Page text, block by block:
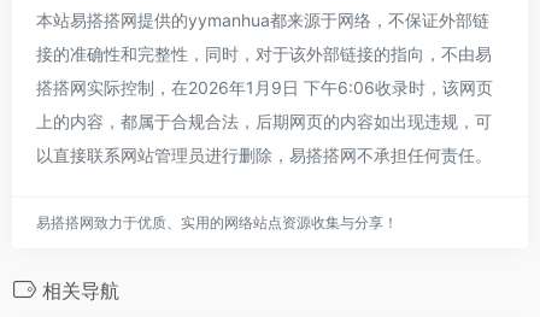
本站易搭搭网提供的yymanhua都来源于网络，不保证外部链
接的准确性和完整性，同时，对于该外部链接的指向，不由易
搭搭网实际控制，在2026年1月9日 下午6:06收录时，该网页
上的内容，都属于合规合法，后期网页的内容如出现违规，可
以直接联系网站管理员进行删除，易搭搭网不承担任何责任。
易搭搭网致力于优质、实用的网络站点资源收集与分享！
相关导航